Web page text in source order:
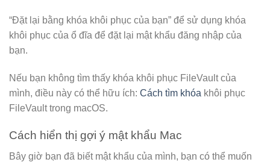
“Đặt lại bằng khóa khôi phục của bạn” để sử dụng khóa
khôi phục của ổ đĩa để đặt lại mật khẩu đăng nhập của
bạn.
Nếu bạn không tìm thấy khóa khôi phục FileVault của
mình, điều này có thể hữu ích: Cách tìm khóa khôi phục
FileVault trong macOS.
Cách hiển thị gợi ý mật khẩu Mac
Bây giờ bạn đã biết mật khẩu của mình, bạn có thể muốn